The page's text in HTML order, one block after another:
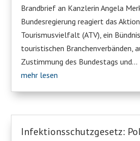
Brandbrief an Kanzlerin Angela
Bundesregierung reagiert das
Tourismusvielfalt (ATV), ein
touristischen Branchenverbänden,
Zustimmung des Bundestags und...
mehr lesen
Infektionsschutzgesetz: